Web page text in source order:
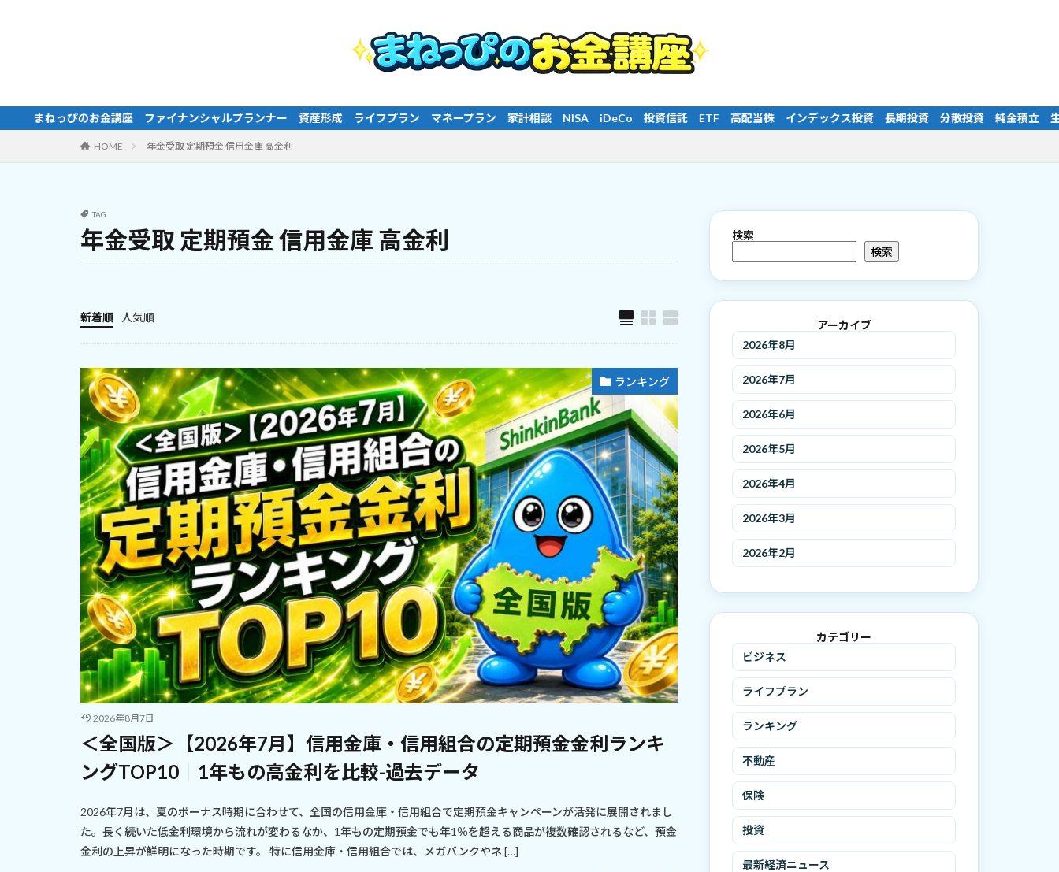
ランナー 資産形成 ライフプラン マネープラン 家計相談 NISA iDeCo 投資信託 ETF 高配当株 インデックス投資 長期投資 分散投資 純金積立 生命保険 医療保険 学資保険 老後資金
HOME 年金受取 定期預金 信用金庫 高金利
TAG
年金受取 定期預金 信用金庫 高金利
新着順 人気順
ランキング
2026年8月7日
＜全国版＞【2026年7月】信用金庫・信用組合の定期預金金利ランキ
ングTOP10｜1年もの高金利を比較-過去データ
2026年7月は、夏のボーナス時期に合わせて、全国の信用金庫・信用組合で定期預金キャンペーンが活発に展開されまし
た。長く続いた低金利環境から流れが変わるなか、1年もの定期預金でも年1％を超える商品が複数確認されるなど、預金
金利の上昇が鮮明になった時期です。 特に信用金庫・信用組合では、メガバンクやネ […]
検索
検索
アーカイブ
2026年8月
2026年7月
2026年6月
2026年5月
2026年4月
2026年3月
2026年2月
カテゴリー
ビジネス
ライフプラン
ランキング
不動産
保険
投資
最新経済ニュース